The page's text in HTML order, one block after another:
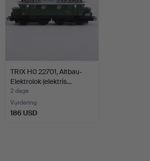
TRIX H0 22701, Altbau-
Elektrolok (elektris…
2 dage
Vurdering
186 USD